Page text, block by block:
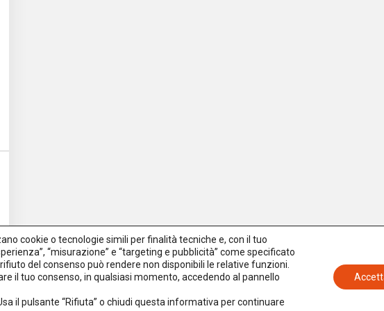
cookie o tecnologie simili per finalità tecniche e, con il tuo
“misurazione” e “targeting e pubblicità” come specificato
rifiuto del consenso può rendere non disponibili le relative funzioni.
il tuo consenso, in qualsiasi momento, accedendo al pannello
il pulsante “Rifiuta” o chiudi questa informativa per continuare